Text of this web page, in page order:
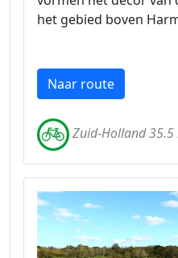
het gebied boven
Naar route
Zuid-Holland 35.5